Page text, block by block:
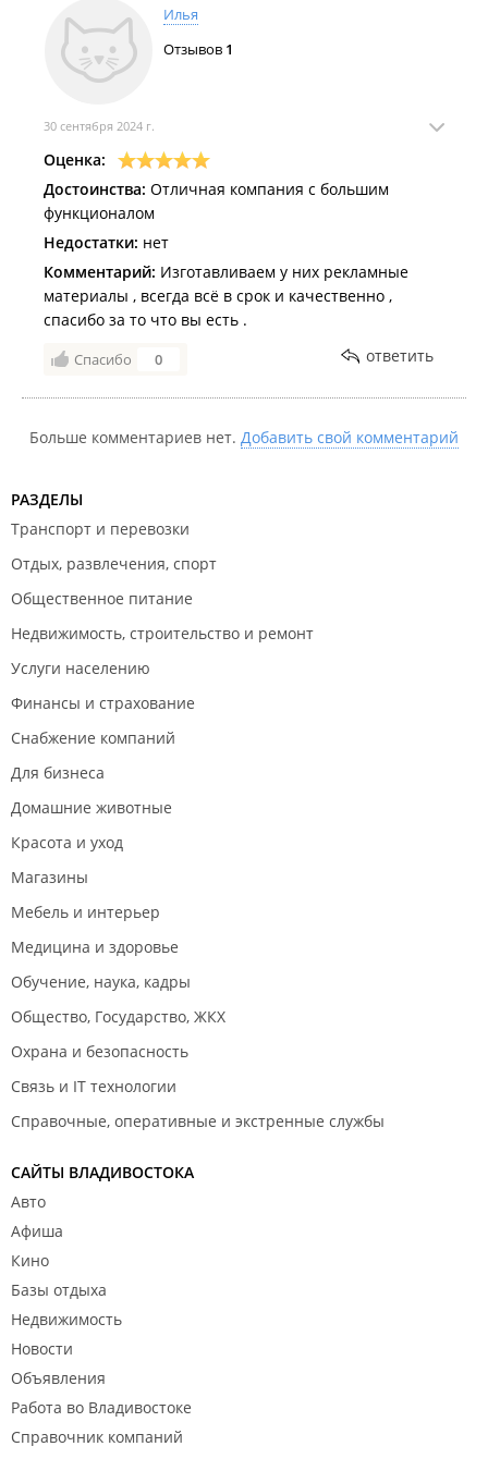
Илья
Отзывов 1
30 сентября 2024 г.
Оценка:
Достоинства: Отличная компания с большим
функционалом
Недостатки: нет
Комментарий: Изготавливаем у них рекламные
материалы , всегда всё в срок и качественно ,
спасибо за то что вы есть .
Спасибо 0 ответить
Больше комментариев нет. Добавить свой комментарий
РАЗДЕЛЫ
Транспорт и перевозки
Отдых, развлечения, спорт
Общественное питание
Недвижимость, строительство и ремонт
Услуги населению
Финансы и страхование
Снабжение компаний
Для бизнеса
Домашние животные
Красота и уход
Магазины
Мебель и интерьер
Медицина и здоровье
Обучение, наука, кадры
Общество, Государство, ЖКХ
Охрана и безопасность
Связь и IT технологии
Справочные, оперативные и экстренные службы
САЙТЫ ВЛАДИВОСТОКА
Авто
Афиша
Кино
Базы отдыха
Недвижимость
Новости
Объявления
Работа во Владивостоке
Справочник компаний